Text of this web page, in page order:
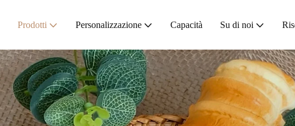
Prodotti Personalizzazione Capacità Su di noi